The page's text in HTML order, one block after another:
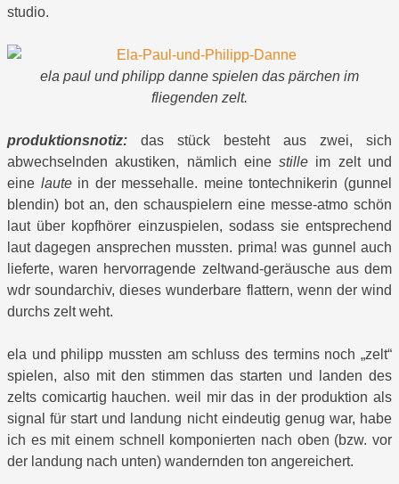
studio.
ela paul und philipp danne spielen das pärchen im
fliegenden zelt.
produktionsnotiz:
das stück besteht aus zwei, sich
abwechselnden akustiken, nämlich einestille im zelt und
eine lautein der messehalle. meine tontechnikerin (gunnel
blendin) bot an, den schauspielern eine messe-atmo schön
laut über kopfhörer einzuspielen, sodass sie entsprechend
laut dagegen ansprechen mussten. prima! was gunnel auch
lieferte, waren hervorragende zeltwand-geräusche aus dem
wdr soundarchiv, dieses wunderbare flattern, wenn der wind
durchs zelt weht.
ela und philipp mussten am schluss des termins noch „zelt“
spielen, also mit den stimmen das starten und landen des
zelts comicartig hauchen. weil mir das in der produktion als
signal für start und landung nicht eindeutig genug war, habe
ich es mit einem schnell komponierten nach oben (bzw. vor
der landung nach unten) wandernden ton angereichert.